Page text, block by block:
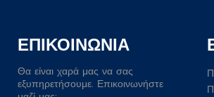
ΕΠΙΚΟΙΝΩΝΙΑ
Θα είναι χαρά μας να σας
εξυπηρετήσουμε. Επικοινωνήστε